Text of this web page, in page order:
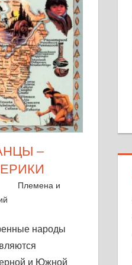
–
Племена и
народы
и Южной